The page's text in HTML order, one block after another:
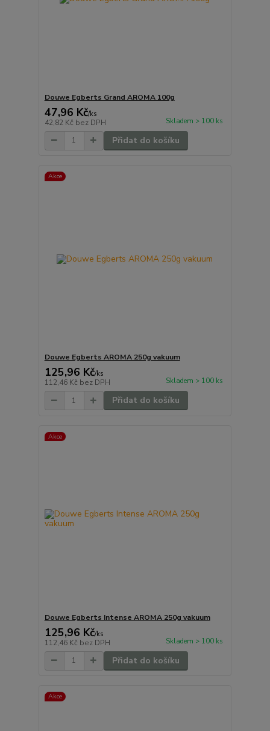
Douwe Egberts Grand AROMA 100g
47,96 Kč/ks
42,82 Kč bez DPH Skladem > 100 ks
Přidat do košíku
Akce
Douwe Egberts AROMA 250g vakuum
125,96 Kč/ks
112,46 Kč bez DPH Skladem > 100 ks
Přidat do košíku
Akce
Douwe Egberts Intense AROMA 250g vakuum
125,96 Kč/ks
112,46 Kč bez DPH Skladem > 100 ks
Přidat do košíku
Akce